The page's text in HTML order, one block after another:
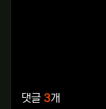
댓글 3개